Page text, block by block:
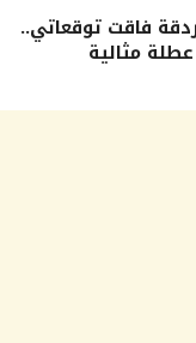
فاقت توقعاتي..
مثالية